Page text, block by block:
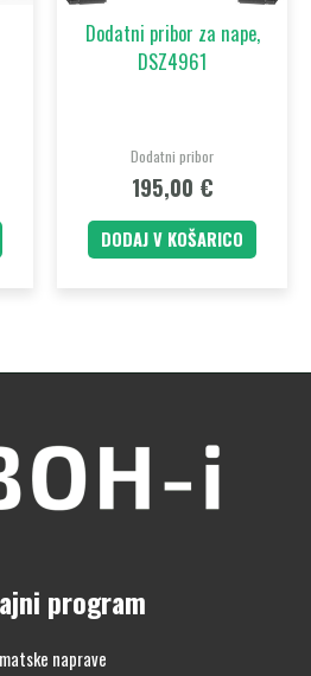
Dodatni pribor za nape,
DSZ4961
Dodatni pribor
195,00 €
DODAJ V KOŠARICO
program
naprave